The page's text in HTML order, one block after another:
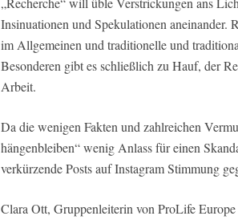
Insinuationen und Spekulationen aneinander.
im Allgemeinen und traditionelle und
Besonderen gibt es schließlich zu Hauf, der
Arbeit.
Da die wenigen Fakten und zahlreichen
hängenbleiben“ wenig Anlass für einen
verkürzende Posts auf Instagram Stimmung
Clara Ott, Gruppenleiterin von ProLife